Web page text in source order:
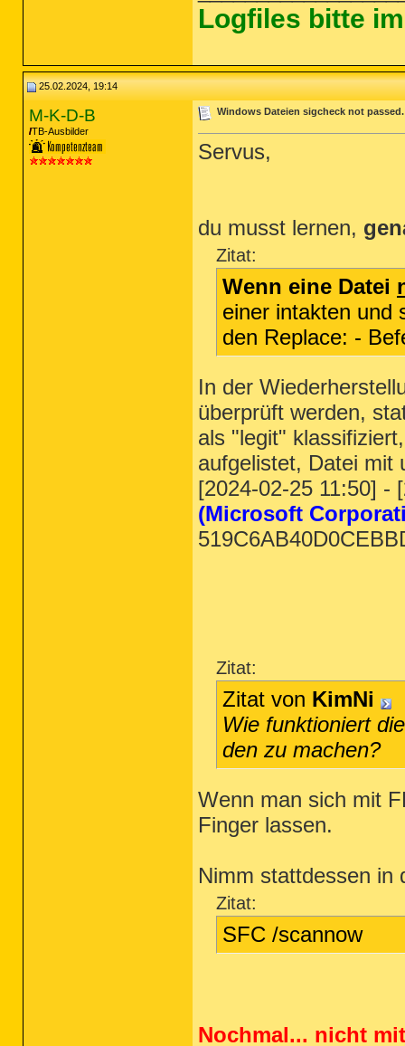
Logfiles bitte
25.02.2024, 19:14
M-K-D-B
TB-Ausbilder
Windows Dateien sigcheck not
Servus,
du musst lernen,
Zitat:
Wenn eine Datei
einer intakten und
den Replace: -
In der
überprüft werden,
als "legit"
aufgelistet, Datei mit
[2024-02-25 11:50] -
(Microsoft
Zitat:
Zitat von KimNi
Wie funktioniert
den zu machen?
Wenn man sich mit
Finger lassen.
Nimm stattdessen in
Zitat:
SFC /scannow
Nochmal... nicht